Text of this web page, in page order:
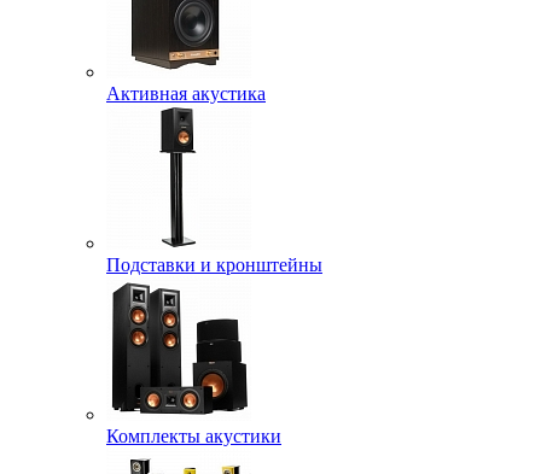
Активная акустика
Подставки и кронштейны
Комплекты акустики